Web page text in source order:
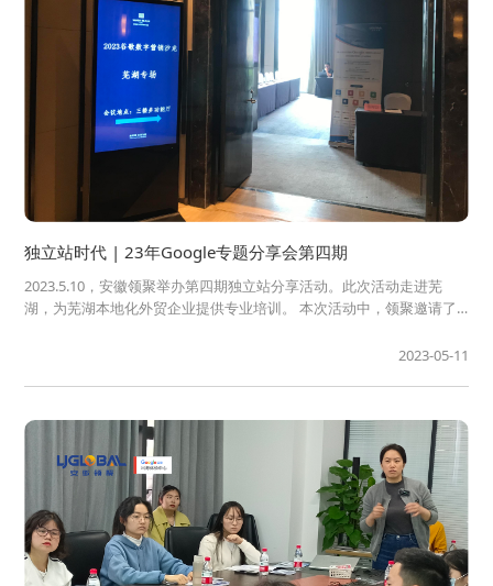
独立站时代 | 23年Google专题分享会第四期
2023.5.10，安徽领聚举办第四期独立站分享活动。此次活动走进芜
湖，为芜湖本地化外贸企业提供专业培训。 本次活动中，领聚邀请了
Dongming为外贸企业提供专业的网络营销建议和实用技巧。 Ra...
2023-05-11